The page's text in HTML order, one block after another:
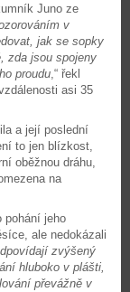
Juno ze
v
jak se sopky
zda jsou spojeny
proudu,“ řekl
asi 35
a její poslední
to jen blízkost,
oběžnou dráhu,
na
pohání jeho
ale nedokázali
zvýšený
hluboko v plášti,
převážně v